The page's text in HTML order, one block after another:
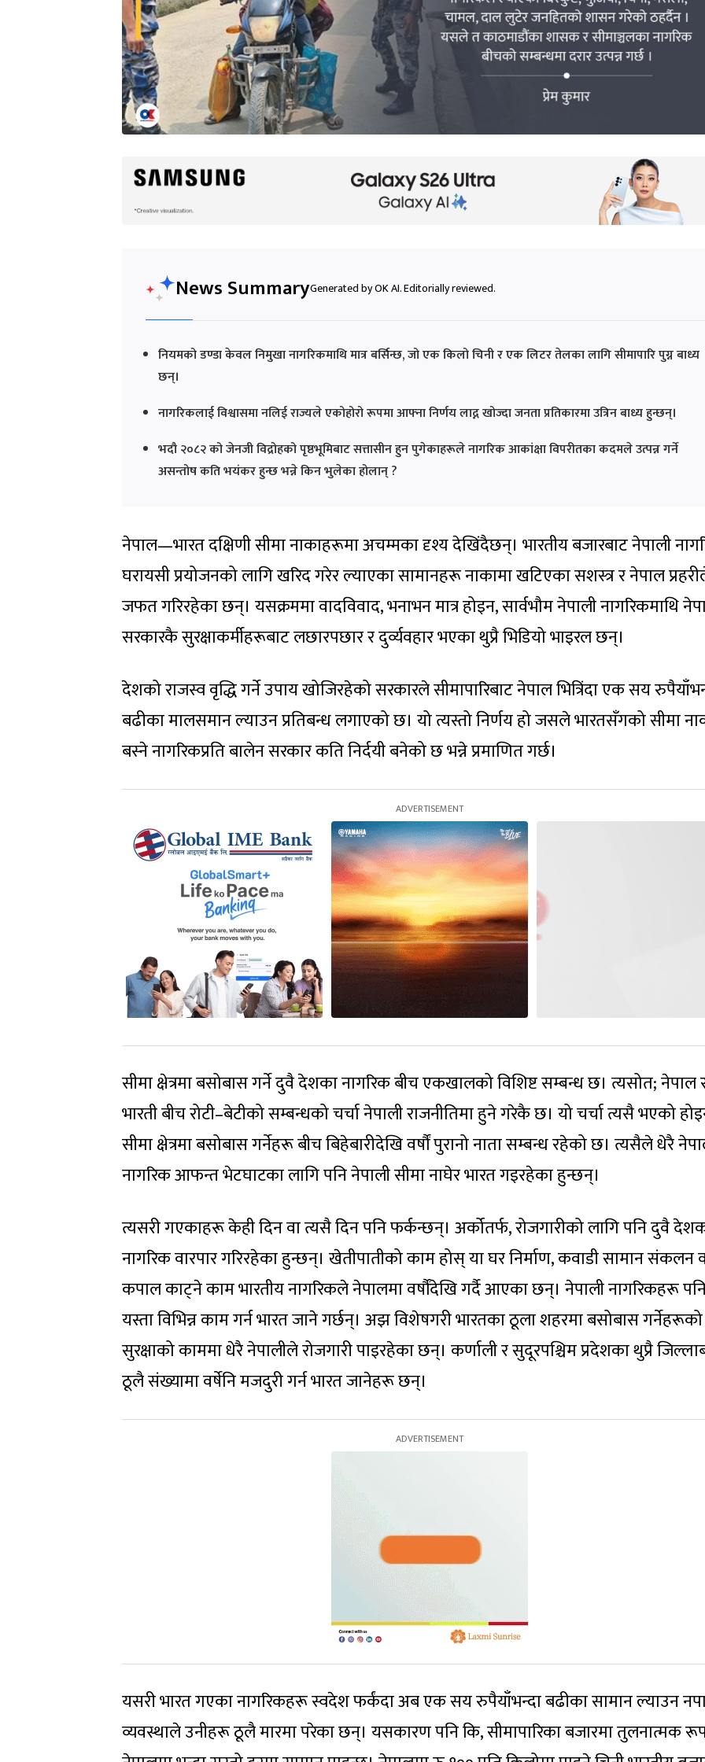
News SummaryGenerated by OK AI. Editorially reviewed.
नियमको डण्डा केवल निमुखा नागरिकमाथि मात्र बर्सिन्छ, जो एक किलो चिनी र एक लिटर तेलका लागि सीमापारि पुग्न बाध्य
छन्।
नागरिकलाई विश्वासमा नलिई राज्यले एकोहोरो रूपमा आफ्ना निर्णय लाद्न खोज्दा जनता प्रतिकारमा उत्रिन बाध्य हुन्छन्।
भदौ २०८२ को जेनजी विद्रोहको पृष्ठभूमिबाट सत्तासीन हुन पुगेकाहरूले नागरिक आकांक्षा विपरीतका कदमले उत्पन्न गर्ने
असन्तोष कति भयंकर हुन्छ भन्ने किन भुलेका होलान् ?
नेपाल—भारत दक्षिणी सीमा नाकाहरूमा अचम्मका दृश्य देखिंदैछन्। भारतीय बजारबाट नेपाली
घरायसी प्रयोजनको लागि खरिद गरेर ल्याएका सामानहरू नाकामा खटिएका सशस्त्र र नेपाल
जफत गरिरहेका छन्। यसक्रममा वादविवाद, भनाभन मात्र होइन, सार्वभौम नेपाली नागरिकमाथि
सरकारकै सुरक्षाकर्मीहरूबाट लछारपछार र दुर्व्यवहार भएका थुप्रै भिडियो भाइरल छन्।
देशको राजस्व वृद्धि गर्ने उपाय खोजिरहेको सरकारले सीमापारिबाट नेपाल भित्रिंदा एक सय
बढीका मालसमान ल्याउन प्रतिबन्ध लगाएको छ। यो त्यस्तो निर्णय हो जसले भारतसँगको सीमा
बस्ने नागरिकप्रति बालेन सरकार कति निर्दयी बनेको छ भन्ने प्रमाणित गर्छ।
सीमा क्षेत्रमा बसोबास गर्ने दुवै देशका नागरिक बीच एकखालको विशिष्ट सम्बन्ध छ। त्यसोत; नेपाल
भारती बीच रोटी–बेटीको सम्बन्धको चर्चा नेपाली राजनीतिमा हुने गरेकै छ। यो चर्चा त्यसै भएको
सीमा क्षेत्रमा बसोबास गर्नेहरू बीच बिहेबारीदेखि वर्षौं पुरानो नाता सम्बन्ध रहेको छ। त्यसैले धेरै
नागरिक आफन्त भेटघाटका लागि पनि नेपाली सीमा नाघेर भारत गइरहेका हुन्छन्।
त्यसरी गएकाहरू केही दिन वा त्यसै दिन पनि फर्कन्छन्। अर्कोतर्फ, रोजगारीको लागि पनि दुवै
नागरिक वारपार गरिरहेका हुन्छन्। खेतीपातीको काम होस् या घर निर्माण, कवाडी सामान संकलन
कपाल काट्ने काम भारतीय नागरिकले नेपालमा वर्षौंदेखि गर्दै आएका छन्। नेपाली नागरिकहरू
यस्ता विभिन्न काम गर्न भारत जाने गर्छन्। अझ विशेषगरी भारतका ठूला शहरमा बसोबास गर्नेहरूको
सुरक्षाको काममा धेरै नेपालीले रोजगारी पाइरहेका छन्। कर्णाली र सुदूरपश्चिम प्रदेशका थुप्रै
ठूलै संख्यामा वर्षेनि मजदुरी गर्न भारत जानेहरू छन्।
यसरी भारत गएका नागरिकहरू स्वदेश फर्कंदा अब एक सय रुपैयाँभन्दा बढीका सामान ल्याउन
व्यवस्थाले उनीहरू ठूलै मारमा परेका छन्। यसकारण पनि कि, सीमापारिका बजारमा तुलनात्मक